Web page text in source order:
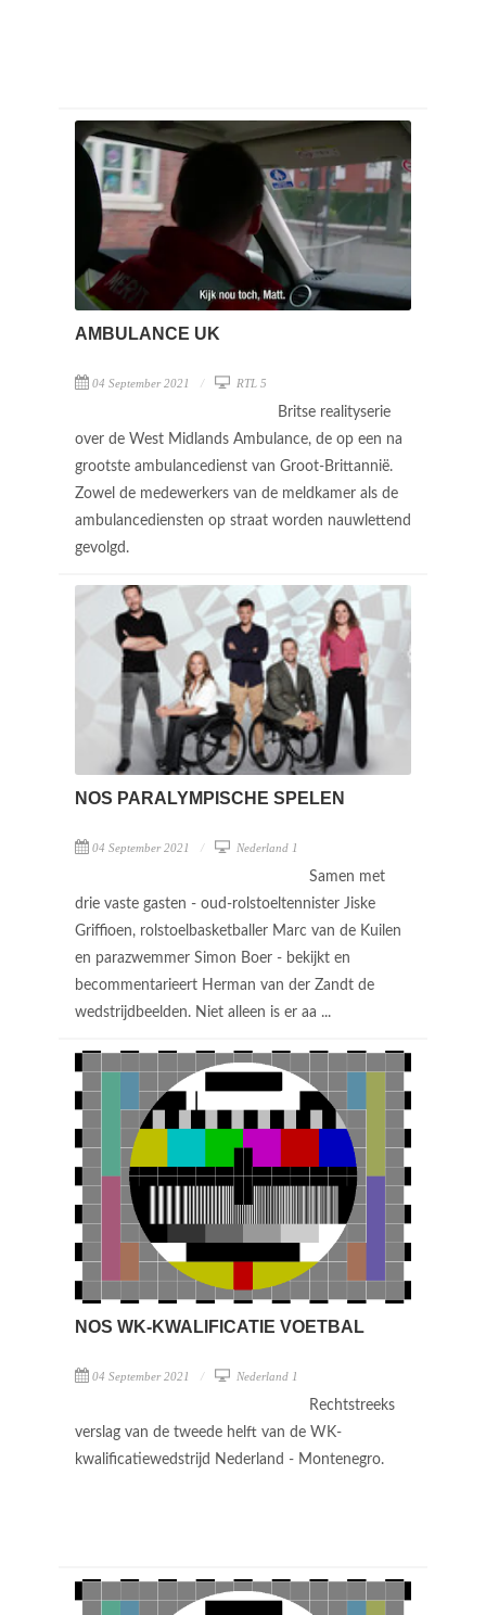
AMBULANCE UK
04 September 2021 RTL 5
Britse realityserie
over de West Midlands Ambulance, de op een na
grootste ambulancedienst van Groot-Brittannië.
Zowel de medewerkers van de meldkamer als de
ambulancediensten op straat worden nauwlettend
gevolgd.
NOS PARALYMPISCHE SPELEN
04 September 2021 Nederland 1
Samen met
drie vaste gasten - oud-rolstoeltennister Jiske
Griffioen, rolstoelbasketballer Marc van de Kuilen
en parazwemmer Simon Boer - bekijkt en
becommentarieert Herman van der Zandt de
wedstrijdbeelden. Niet alleen is er aa ...
NOS WK-KWALIFICATIE VOETBAL
04 September 2021 Nederland 1
Rechtstreeks
verslag van de tweede helft van de WK-
kwalificatiewedstrijd Nederland - Montenegro.